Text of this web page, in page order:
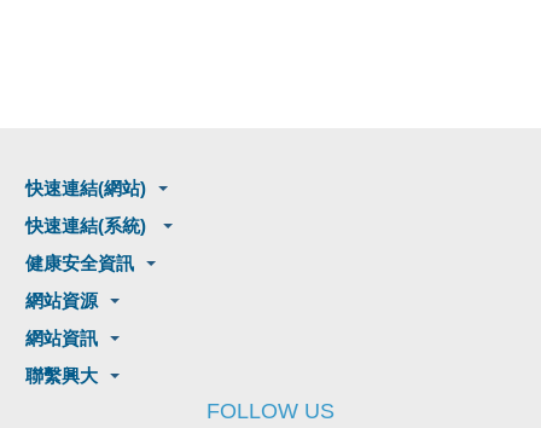
快速連結(網站)
快速連結(系統)
健康安全資訊
網站資源
網站資訊
聯繫興大
FOLLOW US